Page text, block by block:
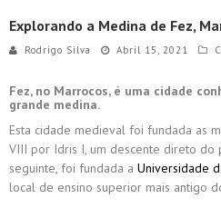
Explorando a Medina de Fez,
Rodrigo Silva Abril 15, 2021
Fez, no Marrocos, é uma cidade
grande medina.
Esta cidade medieval foi fundada as
VIII por Idris I, um descente direto do
seguinte, foi fundada a Universidade
local de ensino superior mais antigo